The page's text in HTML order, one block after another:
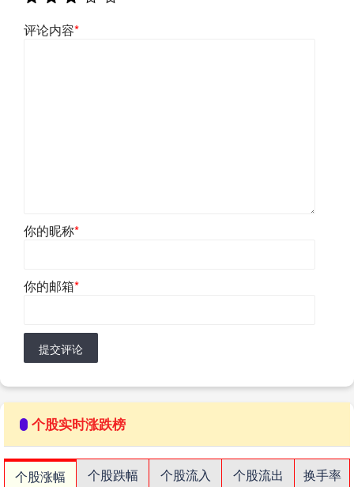
评论内容*
你的昵称*
你的邮箱*
提交评论
个股实时涨跌榜
个股涨幅 个股跌幅 个股流入 个股流出
换手率